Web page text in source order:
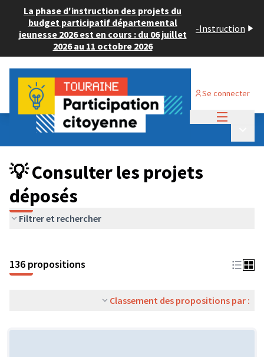
La phase d'instruction des projets du
budget participatif départemental
jeunesse 2026 est en cours : du 06 juillet
2026 au 11 octobre 2026
-Instruction
Se connecter
Budget Participatif JEUNESSE 2024
💡 Consulter les projets déposés
💡 Consulter les projets
déposés
Filtrer et rechercher
136 propositions
Classement des propositions par :